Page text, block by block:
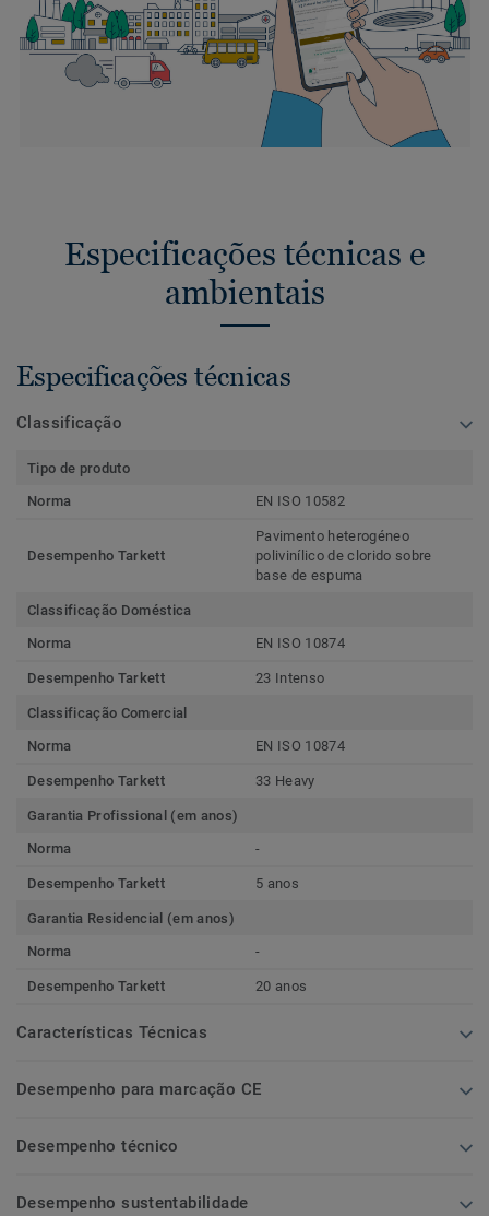
Especificações técnicas e
ambientais
Especificações técnicas
Classificação
Tipo de produto
Norma
EN ISO 10582
Desempenho Tarkett
Pavimento heterogéneo
polivinílico de clorido sobre
base de espuma
Classificação Doméstica
Norma
EN ISO 10874
Desempenho Tarkett 23 Intenso
Classificação Comercial
Norma
EN ISO 10874
Desempenho Tarkett 33 Heavy
Garantia Profissional (em anos)
Norma
-
Desempenho Tarkett 5 anos
Garantia Residencial (em anos)
Norma
-
Desempenho Tarkett 20 anos
Características Técnicas
Desempenho para marcação CE
Desempenho técnico
Desempenho sustentabilidade